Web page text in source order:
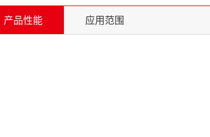
产品性能 应用范围